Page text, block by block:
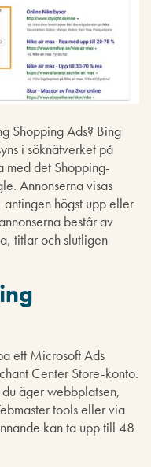
Shopping Ads? Bing
i söknätverket på
med det Shopping-
Annonserna visas
högst upp eller
består av
titlar och slutligen
ett Microsoft Ads
Center Store-konto.
äger webbplatsen,
tools eller via
kan ta upp till 48